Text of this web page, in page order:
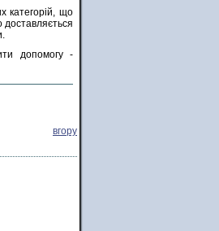
категорій, що
доставляється
допомогу -
вгору